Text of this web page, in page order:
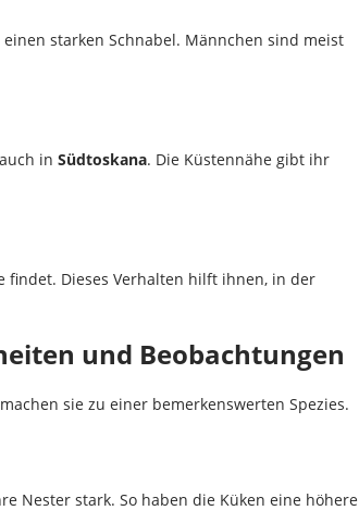
starken Schnabel. Männchen sind meist
in Südtoskana. Die Küstennähe gibt ihr
findet. Dieses Verhalten hilft ihnen, in der
und Beobachtungen
sie zu einer bemerkenswerten Spezies.
Nester stark. So haben die Küken eine höhere